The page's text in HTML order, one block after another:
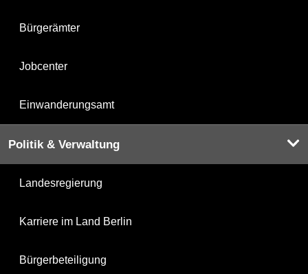
Bürgerämter
Jobcenter
Einwanderungsamt
Politik & Verwaltung
Landesregierung
Karriere im Land Berlin
Bürgerbeteiligung